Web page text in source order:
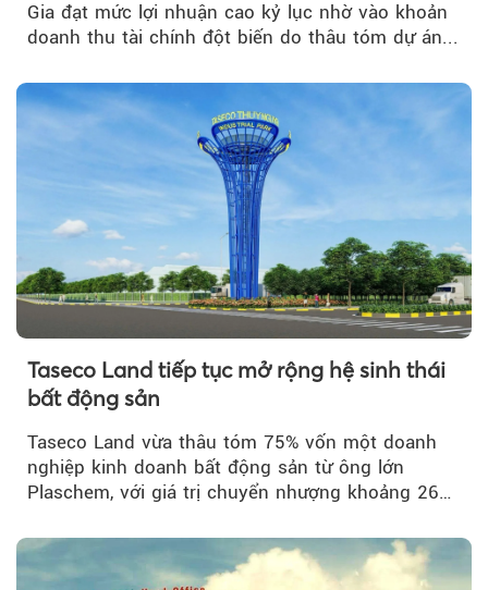
Gia đạt mức lợi nhuận cao kỷ lục nhờ vào khoản
doanh thu tài chính đột biến do thâu tóm dự án...
Taseco Land tiếp tục mở rộng hệ sinh thái
bất động sản
Taseco Land vừa thâu tóm 75% vốn một doanh
nghiệp kinh doanh bất động sản từ ông lớn
Plaschem, với giá trị chuyển nhượng khoảng 262